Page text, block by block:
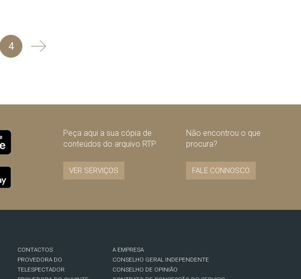
4 Seguinte
Peça aqui a sua cópia de
conteúdos do arquivo RTP
VER SERVIÇOS
Não encontrou o que
procura?
FALE CONNOSCO
CONTACTOS
PROVEDORA DO
TELESPECTADOR
A EMPRESA
CONSELHO GERAL INDEPENDENTE
CONSELHO DE OPINIÃO